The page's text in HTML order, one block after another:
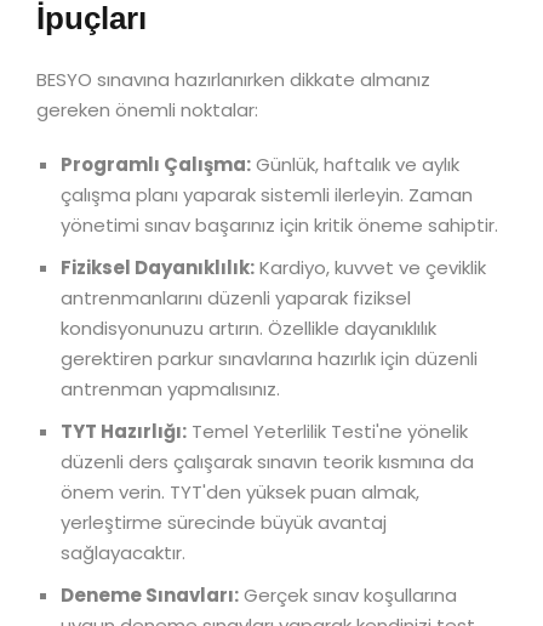
İpuçları
BESYO sınavına hazırlanırken dikkate almanız
gereken önemli noktalar:
Programlı Çalışma:Günlük, haftalık ve aylık
çalışma planı yaparak sistemli ilerleyin. Zaman
yönetimi sınav başarınız için kritik öneme sahiptir.
Fiziksel Dayanıklılık:Kardiyo, kuvvet ve çeviklik
antrenmanlarını düzenli yaparak fiziksel
kondisyonunuzu artırın. Özellikle dayanıklılık
gerektiren parkur sınavlarına hazırlık için düzenli
antrenman yapmalısınız.
TYT Hazırlığı: Temel Yeterlilik Testi'ne yönelik
düzenli ders çalışarak sınavın teorik kısmına da
önem verin. TYT'den yüksek puan almak,
yerleştirme sürecinde büyük avantaj
sağlayacaktır.
Deneme Sınavları:Gerçek sınav koşullarına